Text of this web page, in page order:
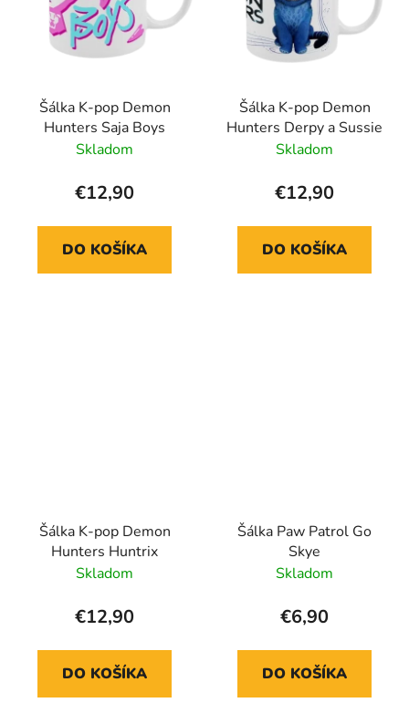
Šálka K-pop Demon
Hunters Saja Boys
Skladom
€12,90
DO KOŠÍKA
Šálka K-pop Demon
Hunters Derpy a Sussie
Skladom
€12,90
DO KOŠÍKA
Šálka K-pop Demon
Hunters Huntrix
Skladom
€12,90
DO KOŠÍKA
Šálka Paw Patrol Go
Skye
Skladom
€6,90
DO KOŠÍKA